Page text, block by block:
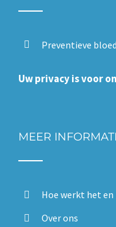
Preventieve
Uw privacy is voor
MEER
Hoe werkt het en
Over ons